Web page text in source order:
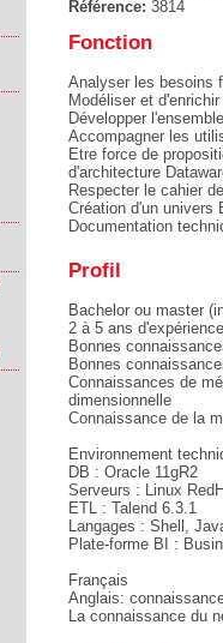
Référence: 3814
Fonction
Analyser les besoins
Modéliser et
Développer
Accompagner les
Etre force de
d'architecture
Respecter le cahier
Création d'un univers
Documentation
Profil
Bachelor ou master
2 à 5 ans
Bonnes
Bonnes
Connaissances de
dimensionnelle
Connaissance de la
Environnement
DB : Oracle 11gR2
Serveurs : Linux
ETL : Talend 6.3.1
Langages : Shell,
Plate-forme BI :
Français
Anglais:
La connaissance du